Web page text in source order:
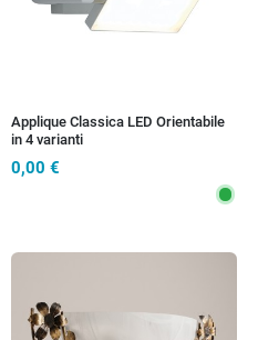
Applique Classica LED Orientabile
in 4 varianti
0,00 €